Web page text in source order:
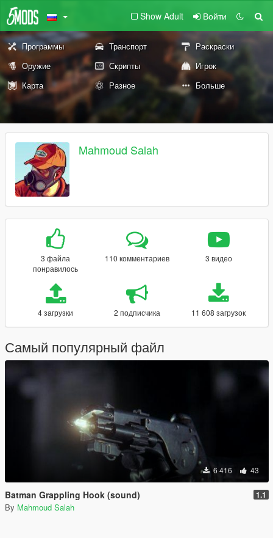
Show Adult Войти
Программы Транспорт
Раскраски
Оружие
Скрипты
Игрок
Карта
Разное Больше
Mahmoud Salah
3 файла
понравилось
110 комментариев 3 видео
4 загрузки 2 подписчика 11 608 загрузок
Самый популярный файл
6 416 43
Batman Grappling Hook (sound) 1.1
By Mahmoud Salah